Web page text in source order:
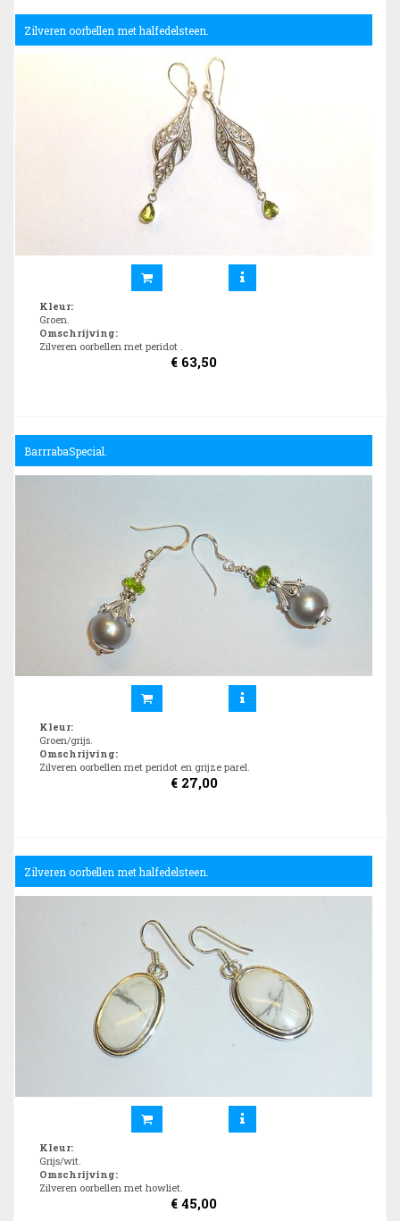
Zilveren oorbellen met halfedelsteen.
Kleur:
Groen.
Omschrijving:
Zilveren oorbellen met peridot .
€ 63,50
BarrrabaSpecial.
Kleur:
Groen/grijs.
Omschrijving:
Zilveren oorbellen met peridot en grijze parel.
€ 27,00
Zilveren oorbellen met halfedelsteen.
Kleur:
Grijs/wit.
Omschrijving:
Zilveren oorbellen met howliet.
€ 45,00